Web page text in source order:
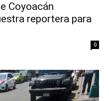
Coyoacán
reportera para
0